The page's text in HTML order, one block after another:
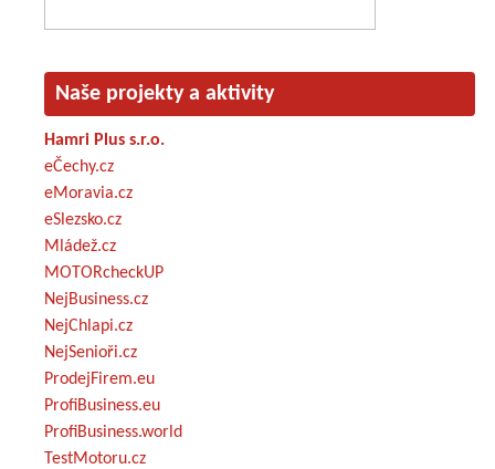
Naše projekty a aktivity
Hamri Plus s.r.o.
eČechy.cz
eMoravia.cz
eSlezsko.cz
Mládež.cz
MOTORcheckUP
NejBusiness.cz
NejChlapi.cz
NejSenioři.cz
ProdejFirem.eu
ProfiBusiness.eu
ProfiBusiness.world
TestMotoru.cz